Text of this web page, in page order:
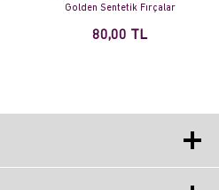
Golden Sentetik Fırçalar
80,00 TL